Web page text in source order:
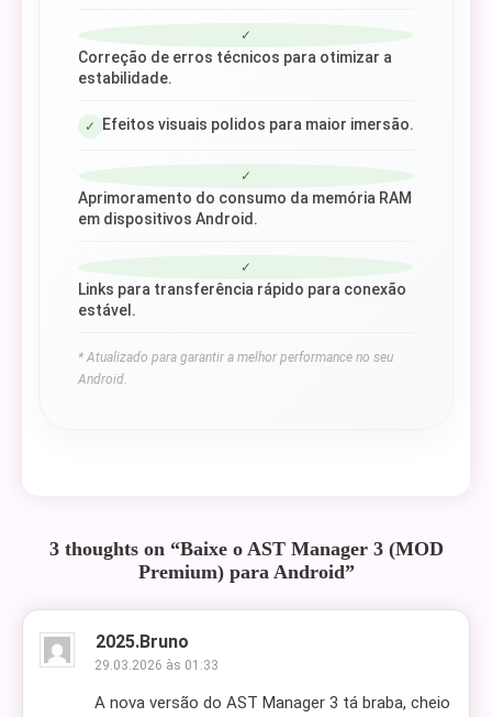
✓
Correção de erros técnicos para otimizar a
estabilidade.
✓ Efeitos visuais polidos para maior imersão.
✓
Aprimoramento do consumo da memória RAM
em dispositivos Android.
✓
Links para transferência rápido para conexão
estável.
* Atualizado para garantir a melhor performance no seu
Android.
3 thoughts on “Baixe o AST Manager 3 (MOD
Premium) para Android”
2025.bruno
29.03.2026 às 01:33
A nova versão do AST Manager 3 tá braba, cheio